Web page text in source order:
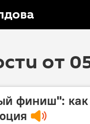
от
финиш": как